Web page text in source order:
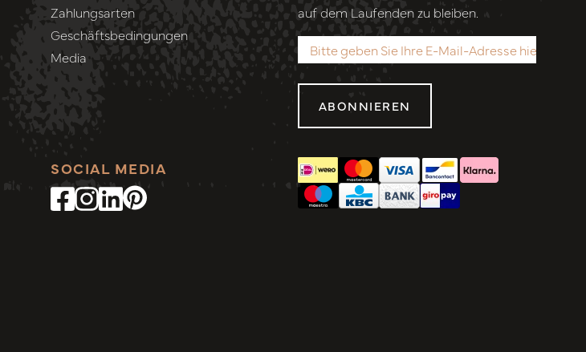
Zahlungsarten
Geschäftsbedingungen
Media
SOCIAL MEDIA
auf dem Laufenden zu bleiben.
ABONNIEREN